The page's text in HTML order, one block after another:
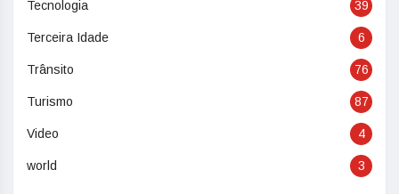
Tecnologia 39
Terceira Idade 6
Trânsito 76
Turismo 87
Video 4
world 3